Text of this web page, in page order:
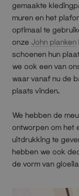
gemaakte
muren en het
optimaal te
onze John planken
schoenen hun
we ook een van
waar vanaf nu de
plaats vinden.
We hebben de
ontworpen om het
uitdrukking te
hebben we ook
de vorm van